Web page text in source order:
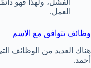
الفشل، ولهذا فهو
العمل.
وظائف تتوافق مع الاسم
هناك العديد من الوظائف
أحمد.